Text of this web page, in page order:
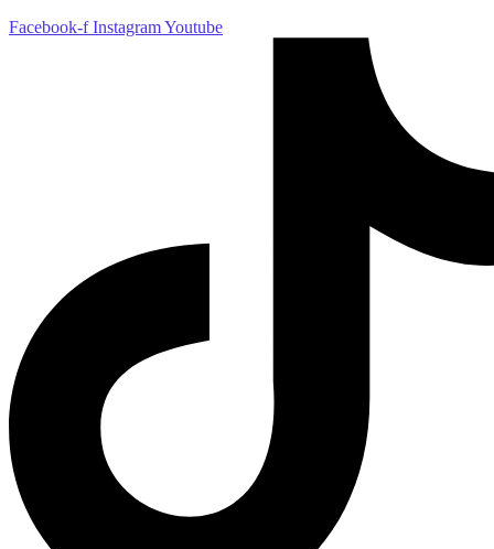
Facebook-f InstagramYoutube